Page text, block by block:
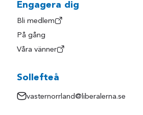
Engagera dig
Bli medlem
På gång
Våra vänner
Sollefteå
vasternorrland@liberalerna.se